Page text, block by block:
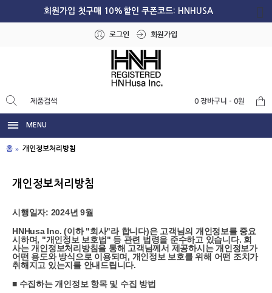
회원가입 첫구매 10%할인 쿠폰코드: HNHUSA
로그인 회원가입
0 장바구니 - 0원
MENU
홈 개인정보처리방침
개인정보처리방침
시행일자: 2024년 9월
HNHusa Inc. (이하 "회사"라 합니다)은 고객님의 개인정보를 중요
시하며, "개인정보 보호법" 등 관련 법령을 준수하고 있습니다. 회
사는 개인정보처리방침을 통해 고객님께서 제공하시는 개인정보가
어떤 용도와 방식으로 이용되며, 개인정보 보호를 위해 어떤 조치가
취해지고 있는지를 안내드립니다.
■ 수집하는 개인정보 항목 및 수집 방법